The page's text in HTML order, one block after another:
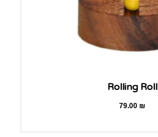
Rolling Roll
79.00₪